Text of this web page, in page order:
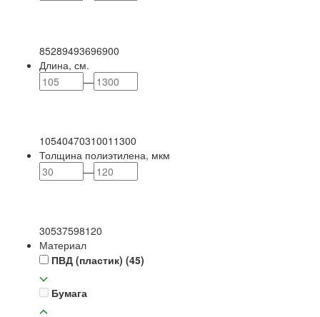
85289493696900
Длина, см.
—
1054047031001 1300
Толщина полиэтилена, мкм
—
30537598120
Материал
ПВД (пластик) (45)
Бумага